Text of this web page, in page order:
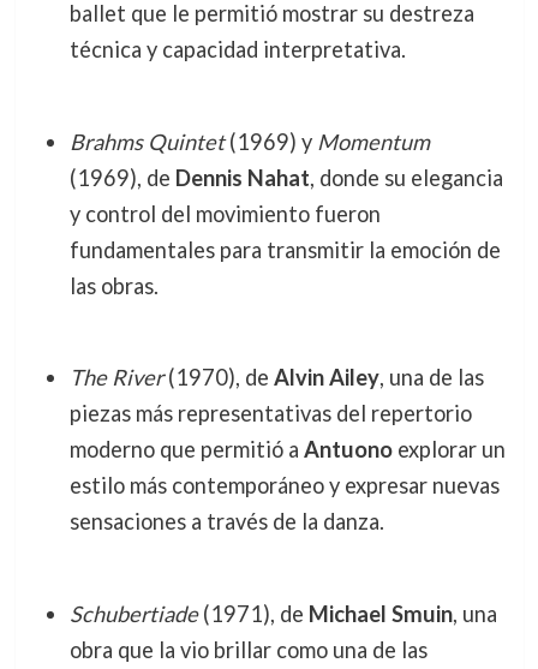
ballet que le permitió mostrar su destreza
técnica y capacidad interpretativa.
Brahms Quintet(1969) y Momentum
(1969), de Dennis Nahat, donde su elegancia
y control del movimiento fueron
fundamentales para transmitir la emoción de
las obras.
The River(1970), de Alvin Ailey, una de las
piezas más representativas del repertorio
moderno que permitió a Antuonoexplorar un
estilo más contemporáneo y expresar nuevas
sensaciones a través de la danza.
Schubertiade(1971), de Michael Smuin, una
obra que la vio brillar como una de las